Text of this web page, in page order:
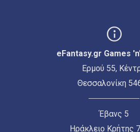
eFantasy.gr Games
Ερμού 55,
Θεσσαλονίκη
Έβανς 5
Ηράκλειο Κρήτης